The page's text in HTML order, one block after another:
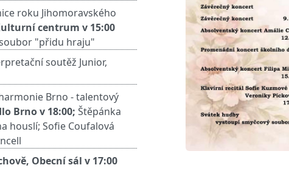
roku Jihomoravského
centrum v 15:00
"přidu hraju"
soutěž Junior,
Brno - talentový
Brno v 18:00; Štěpánka
houslí; Sofie Coufalová
Obecní sál v 17:00